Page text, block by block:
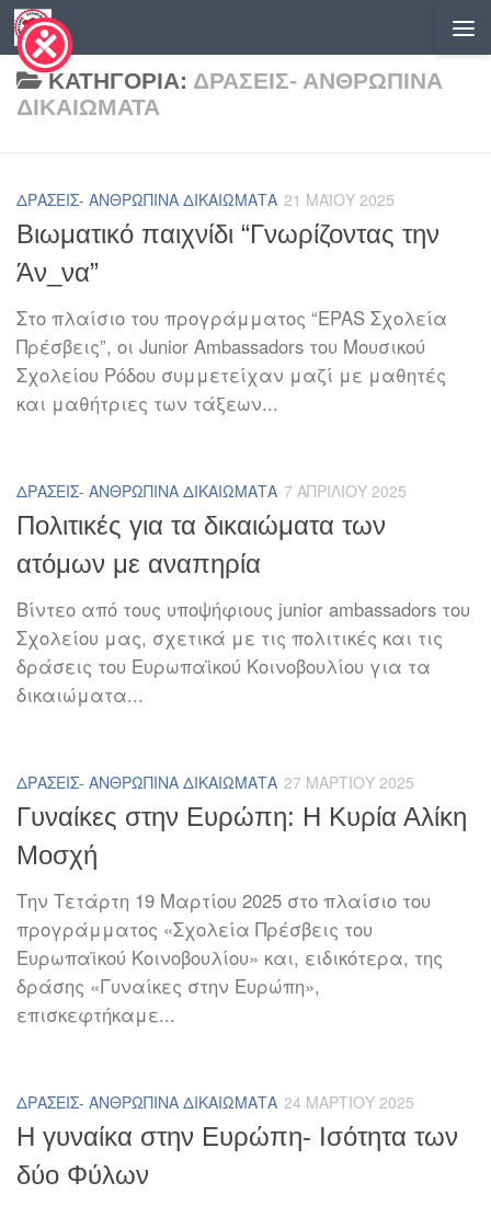
Skip to content
ΚΑΤΗΓΟΡΊΑ: ΔΡΆΣΕΙΣ- ΑΝΘΡΏΠΙΝΑ
ΔΙΚΑΙΏΜΑΤΑ
ΔΡΆΣΕΙΣ- ΑΝΘΡΏΠΙΝΑ ΔΙΚΑΙΏΜΑΤΑ 21 ΜΑΪ́ΟΥ 2025
Βιωματικό παιχνίδι “Γνωρίζοντας την
Άν_να”
Στο πλαίσιο του προγράμματος “EPAS Σχολεία
Πρέσβεις”, οι Junior Ambassadors του Μουσικού
Σχολείου Ρόδου συμμετείχαν μαζί με μαθητές
και μαθήτριες των τάξεων...
ΔΡΆΣΕΙΣ- ΑΝΘΡΏΠΙΝΑ ΔΙΚΑΙΏΜΑΤΑ 7 ΑΠΡΙΛΊΟΥ 2025
Πολιτικές για τα δικαιώματα των
ατόμων με αναπηρία
Βίντεο από τους υποψήφιους junior ambassadors του
Σχολείου μας, σχετικά με τις πολιτικές και τις
δράσεις του Ευρωπαϊκού Κοινοβουλίου για τα
δικαιώματα...
ΔΡΆΣΕΙΣ- ΑΝΘΡΏΠΙΝΑ ΔΙΚΑΙΏΜΑΤΑ 27 ΜΑΡΤΊΟΥ 2025
Γυναίκες στην Ευρώπη: Η Κυρία Αλίκη
Μοσχή
Την Τετάρτη 19 Μαρτίου 2025 στο πλαίσιο του
προγράμματος «Σχολεία Πρέσβεις του
Ευρωπαϊκού Κοινοβουλίου» και, ειδικότερα, της
δράσης «Γυναίκες στην Ευρώπη»,
επισκεφτήκαμε...
ΔΡΆΣΕΙΣ- ΑΝΘΡΏΠΙΝΑ ΔΙΚΑΙΏΜΑΤΑ 24 ΜΑΡΤΊΟΥ 2025
Η γυναίκα στην Ευρώπη- Ισότητα των
δύο Φύλων